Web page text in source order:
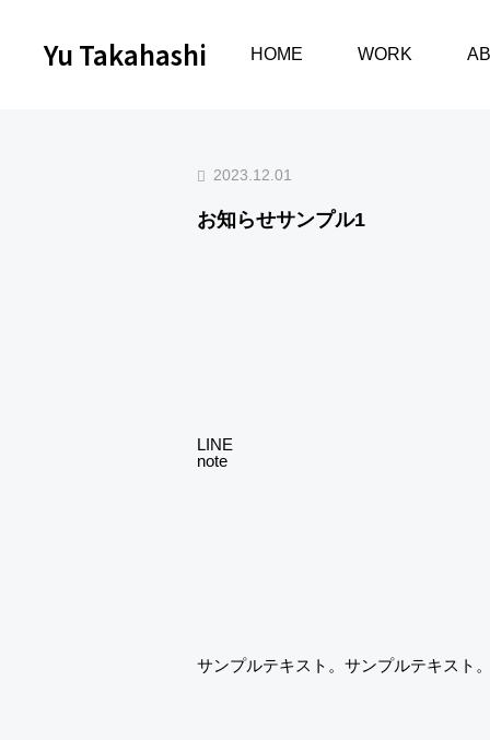
Yu Takahashi HOME WORK
AIT
お知らせ お知らせサンプル1
2023.12.01
お知らせサンプル1
LINE
note
サンプルテキスト。サンプルテキスト